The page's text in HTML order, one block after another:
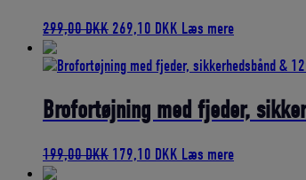
299,00DKK Den
pris
299,00 DKK.
269,10 DKK Den
pris
269,10 DKK.
Læs mere
Brofortøjning med fjeder,
199,00DKK Den
179,10 DKK Den
Læs mere